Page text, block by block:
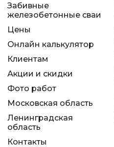
Забивные
железобетонные сваи
Цены
Онлайн калькулятор
Клиентам
Акции и скидки
Фото работ
Московская область
Ленинградская
область
Контакты